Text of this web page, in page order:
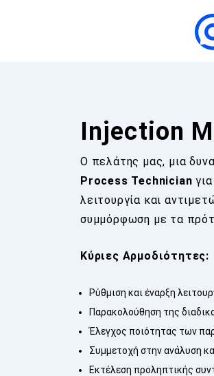
Injection
Ο πελάτης μας, μια
Process Technician
λειτουργία και
συμμόρφωση με τα
Κύριες Αρμοδιότητες:
Ρύθμιση και έναρξη
Παρακολούθηση της
Έλεγχος ποιότητας των
Συμμετοχή στην ανάλυση
Εκτέλεση προληπτικής